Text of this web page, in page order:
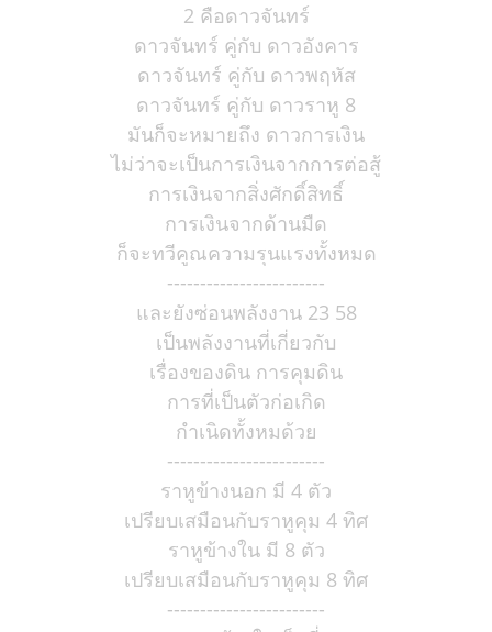
2 คือดาวจันทร์
ดาวจันทร์ คู่กับ ดาวอังคาร
ดาวจันทร์ คู่กับ ดาวพฤหัส
ดาวจันทร์ คู่กับ ดาวราหู 8
มันก็จะหมายถึง ดาวการเงิน
ไม่ว่าจะเป็นการเงินจากการต่อสู้
การเงินจากสิ่งศักดิ์สิทธิ์
การเงินจากด้านมืด
ก็จะทวีคูณความรุนแรงทั้งหมด
------------------------
และยังซ่อนพลังงาน 23 58
เป็นพลังงานที่เกี่ยวกับ
เรื่องของดิน การคุมดิน
การที่เป็นตัวก่อเกิด
กำเนิดทั้งหมด้วย
------------------------
ราหูข้างนอก มี 4 ตัว
เปรียบเสมือนกับราหูคุม 4 ทิศ
ราหูข้างใน มี 8 ตัว
เปรียบเสมือนกับราหูคุม 8 ทิศ
------------------------